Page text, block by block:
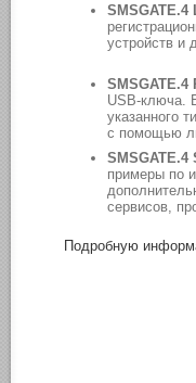
SMSGATE.4
устройств и
SMSGATE.4
USB-ключа.
указанного
с помощью
SMSGATE.4
примеры по
сервисов,
Подробную